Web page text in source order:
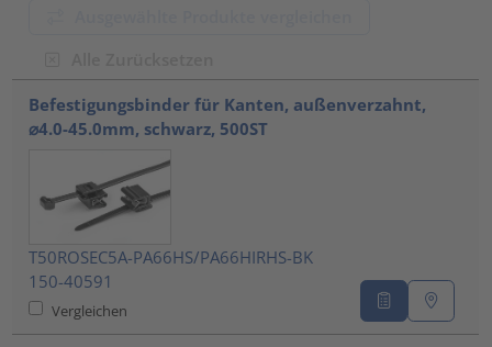
Befestigungsbinder für Kanten, außenverzahnt,
⌀4.0-45.0mm, schwarz, 500ST
T50ROSEC5A-PA66HS/PA66HIRHS-BK
150-40591
Vergleichen